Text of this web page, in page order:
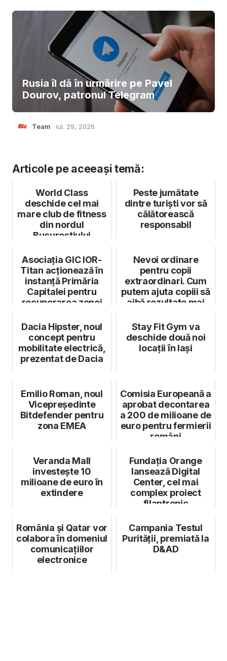
Rusia îl dă în urmărire pe Pavel
Dourov, patronul Telegram
Team iul. 29, 2026
Articole pe aceeași temă:
World Class
deschide cel mai
mare club de fitness
din nordul
Bucureștiului
Peste jumătate
dintre turiști vor să
călătorească
responsabil
Asociația GIC IOR-
Titan acționează în
instanță Primăria
Capitalei pentru
recuperarea zonei
Nevoi ordinare
pentru copii
extraordinari. Cum
putem ajuta copiii să
aibă rezultate mai
Dacia Hipster, noul
concept pentru
mobilitate electrică,
prezentat de Dacia
Stay Fit Gym va
deschide două noi
locaţii în Iaşi
Emilio Roman, noul
Vicepreședinte
Bitdefender pentru
zona EMEA
Comisia Europeană a
aprobat decontarea
a 200 de milioane de
euro pentru fermierii
români
Veranda Mall
investește 10
milioane de euro în
extindere
Fundația Orange
lansează Digital
Center, cel mai
complex proiect
filantropic
România și Qatar vor
colabora în domeniul
comunicațiilor
electronice
Campania Testul
Purității, premiată la
D&AD